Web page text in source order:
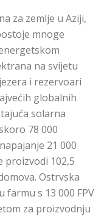
za zemlje u Aziji,
mnoge
na svijetu
i rezervoari
globalnih
solarna
78 000
21 000
proizvodi 102,5
Ostrvska
farmu s 13 000 FPV
za proizvodnju